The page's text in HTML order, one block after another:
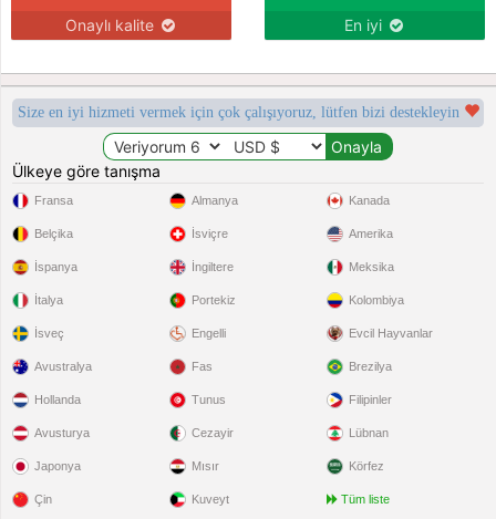
Onaylı kalite En iyi
Size en iyi hizmeti vermek için çok çalışıyoruz, lütfen bizi destekleyin
Ülkeye göre tanışma
Fransa
Belçika
İspanya
İtalya
İsveç
Almanya
İsviçre
İngiltere
Portekiz
Engelli
Kanada
Amerika
Meksika
Kolombiya
Evcil Hayvanlar
Avustralya
Hollanda
Avusturya
Japonya
Çin
Fas
Tunus
Cezayir
Mısır
Kuveyt
Brezilya
Filipinler
Lübnan
Körfez
Tüm liste